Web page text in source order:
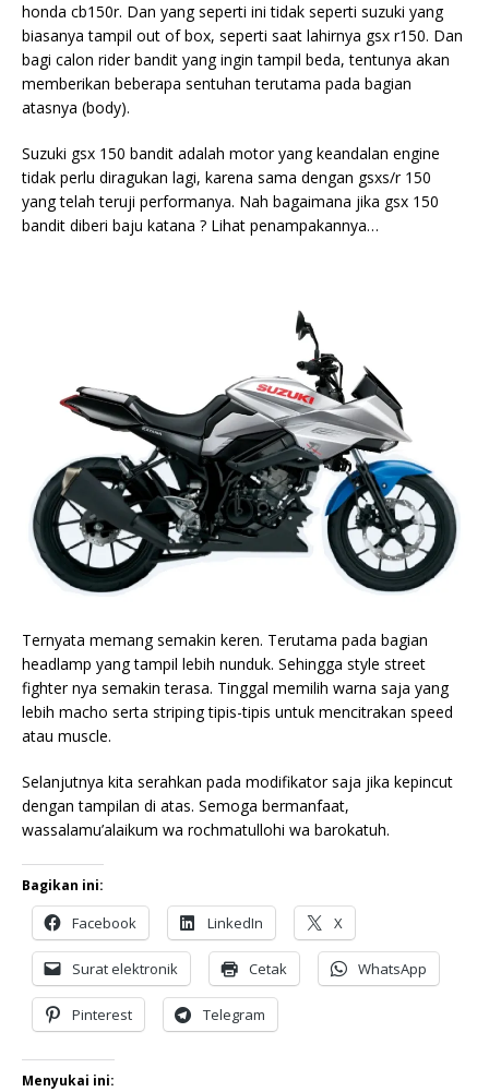
honda cb150r. Dan yang seperti ini tidak seperti suzuki yang
biasanya tampil out of box, seperti saat lahirnya gsx r150. Dan
bagi calon rider bandit yang ingin tampil beda, tentunya akan
memberikan beberapa sentuhan terutama pada bagian
atasnya (body).
Suzuki gsx 150 bandit adalah motor yang keandalan engine
tidak perlu diragukan lagi, karena sama dengan gsxs/r 150
yang telah teruji performanya. Nah bagaimana jika gsx 150
bandit diberi baju katana ? Lihat penampakannya…
Ternyata memang semakin keren. Terutama pada bagian
headlamp yang tampil lebih nunduk. Sehingga style street
fighter nya semakin terasa. Tinggal memilih warna saja yang
lebih macho serta striping tipis-tipis untuk mencitrakan speed
atau muscle.
Selanjutnya kita serahkan pada modifikator saja jika kepincut
dengan tampilan di atas. Semoga bermanfaat,
wassalamu’alaikum wa rochmatullohi wa barokatuh.
Bagikan ini:
Facebook LinkedIn X
Surat elektronik Cetak WhatsApp
Pinterest Telegram
Menyukai ini: